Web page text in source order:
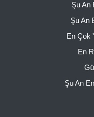
Şu An
Şu An
En Çok
En
Şu An